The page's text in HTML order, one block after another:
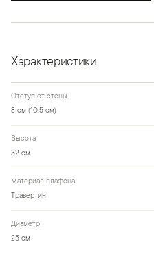
Характеристики
Отступ от стены
8 см (10,5 см)
Высота
32 см
Материал плафона
Травертин
Диаметр
25 см